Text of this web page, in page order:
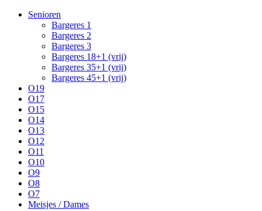
Senioren
Bargeres 1
Bargeres 2
Bargeres 3
Bargeres 18+1 (vrij)
Bargeres 35+1 (vrij)
Bargeres 45+1 (vrij)
O19
O17
O15
O14
O13
O12
O11
O10
O9
O8
O7
Meisjes / Dames